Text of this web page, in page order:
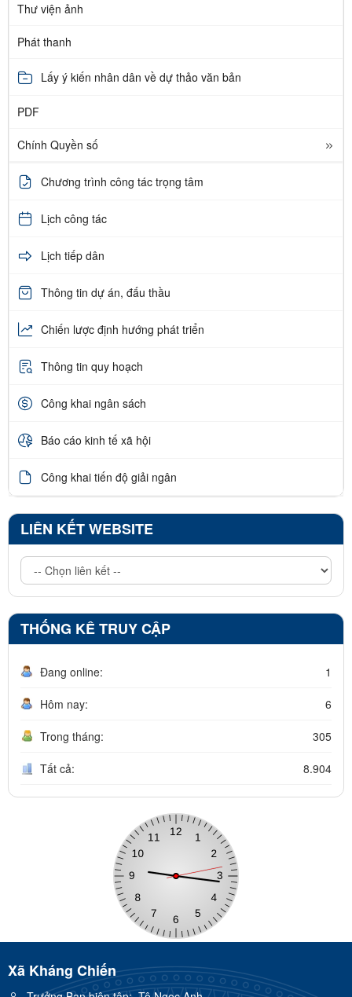
Thư viện ảnh
Phát thanh
Lấy ý kiến nhân dân về dự thảo văn bản
PDF
Chính Quyền số
Chương trình công tác trọng tâm
Lịch công tác
Lịch tiếp dân
Thông tin dự án, đấu thầu
Chiến lược định hướng phát triển
Thông tin quy hoạch
Công khai ngân sách
Báo cáo kinh tế xã hội
Công khai tiến độ giải ngân
LIÊN KẾT WEBSITE
THỐNG KÊ TRUY CẬP
Đang online: 1
Hôm nay: 6
Trong tháng: 305
Tất cả: 8.904
Xã Kháng Chiến